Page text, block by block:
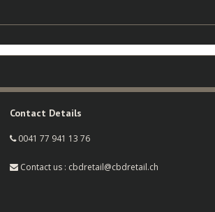
Contact Details
0041 77 941 13 76
Contact us : cbdretail@cbdretail.ch